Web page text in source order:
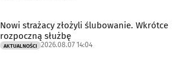
Nowi strażacy złożyli ślubowanie. Wkrótce
rozpoczną służbę
AKTUALNOŚCI 2026.08.07 14:04